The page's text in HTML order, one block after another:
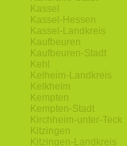
Kassel
Kassel-Hessen
Kassel-Landkreis
Kaufbeuren
Kaufbeuren-Stadt
Kehl
Kelheim-Landkreis
Kelkheim
Kempten
Kempten-Stadt
Kirchheim-unter-Teck
Kitzingen
Kitzingen-Landkreis